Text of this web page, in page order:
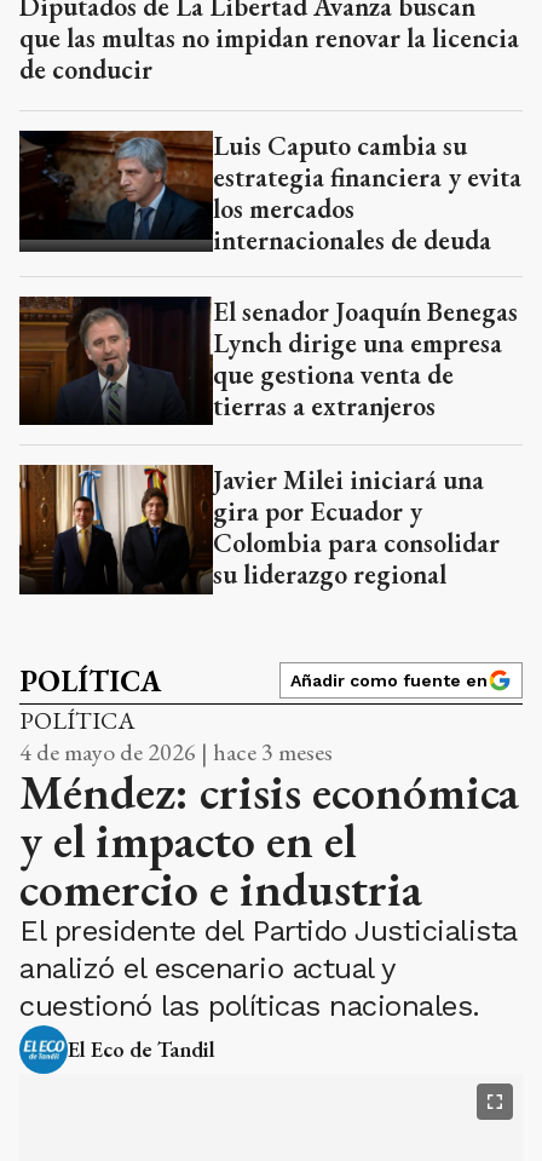
Luis Caputo cambia su
estrategia financiera y evita
internacionales de deuda
El senador Joaquín Benegas
Lynch dirige una empresa
que gestiona venta de
tierras a extranjeros
Javier Milei iniciará una
gira por Ecuador y
Colombia para consolidar
su liderazgo regional
POLÍTICA Añadir como fuente en
POLÍTICA
Méndez: crisis económica
y el impacto en el
comercio e industria
El presidente del Partido Justicialista
analizó el escenario actual y
cuestionó las políticas nacionales.
El Eco de Tandil